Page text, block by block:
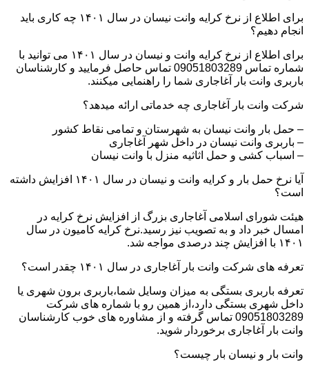
برای اطلاع از نرخ کرایه وانت نیسان در سال ۱۴۰۱ چه کاری باید
انجام دهیم؟
برای اطلاع از نرخ کرایه وانت و نیسان در سال ۱۴۰۱ می توانید با
شماره تماس 09051803289 تماس حاصل فرمایید و کارشناسان
باربری وانت بار آغاجاری شما را راهنمایی میکنند.
شرکت وانت بار آغاجاری چه خدماتی ارائه میدهد؟
– حمل بار وانت نیسان به شهرستان و تمامی نقاط کشور
– باربری وانت نیسان در داخل شهر آغاجاری
– اسباب کشی و حمل اثاثیه منزل با وانت نیسان
آیا نرخ حمل بار و کرایه وانت و نیسان در سال ۱۴۰۱ افزایش داشته
است؟
هیئت شورای اسلامی آغاجاری بزرگ از افزایش نرخ کرایه در
امسال خبر داد و به تصویب نیز رسید.نرخ کرایه کامیون در سال
۱۴۰۱ با افزایش چند درصدی مواجه شد.
تعرفه های شرکت وانت بار آغاجاری در سال ۱۴۰۱ چقدر است؟
تعرفه باربری بستگی به میزان وسایل شما،باربری برون شهری یا
داخل شهری بستگی دارد،از همین رو با شماره های شرکت
09051803289 تماس گرفته و از مشاوره های خوب کارشناسان
وانت بار آغاجاری برخوردار شوید.
وانت بار و نیسان بار چیست؟